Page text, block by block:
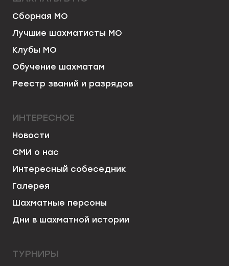
Сборная МО
Лучшие шахматисты МО
Клубы МО
Обучение шахматам
Реестр званий и разрядов
ИНТЕРЕСНОЕ
Новости
СМИ о нас
Интересный собеседник
Галерея
Шахматные персоны
Дни в шахматной истории
ТУРНИРЫ